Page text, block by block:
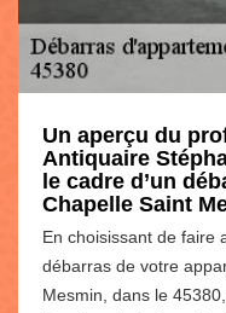
Un aperçu du
Antiquaire
le cadre d’un
Chapelle Saint
En choisissant de faire
débarras de votre
Mesmin, dans le